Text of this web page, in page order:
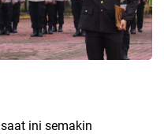
ini semakin